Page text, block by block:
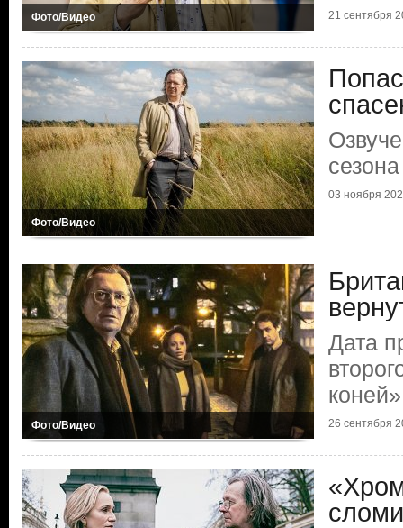
Фото/Видео 21 сентября
Фото/Видео
03 ноября
Фото/Видео
Дата
коней»
26 сентября